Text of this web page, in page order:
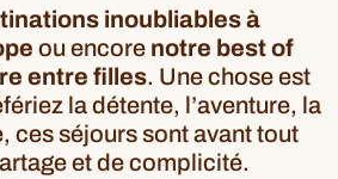
inoubliables à
ou encore notre best of
entre filles. Une chose est
la détente, l’aventure, la
ces séjours sont avant tout
et de complicité.